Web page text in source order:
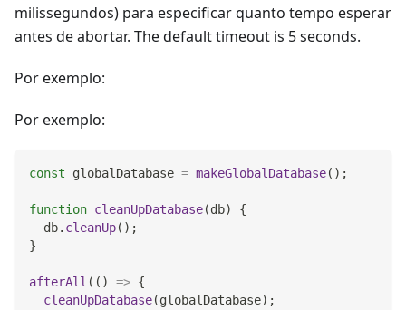
milissegundos) para especificar quanto tempo esperar
antes de abortar. The default timeout is 5 seconds.
Por exemplo:
Por exemplo:
const globalDatabase = makeGlobalDatabase( ) ;
function cleanUpDatabase(db)
{
  db
. cleanUp( ) ;
}
afterAll ( ( ) => {
cleanUpDatabase(globalDatabase) ;